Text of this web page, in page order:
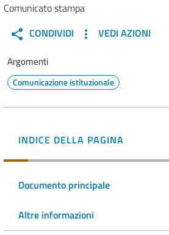
Comunicato stampa
CONDIVIDI
VEDI AZIONI
Argomenti
Comunicazione istituzionale
INDICE DELLA PAGINA
Documento principale
Altre informazioni